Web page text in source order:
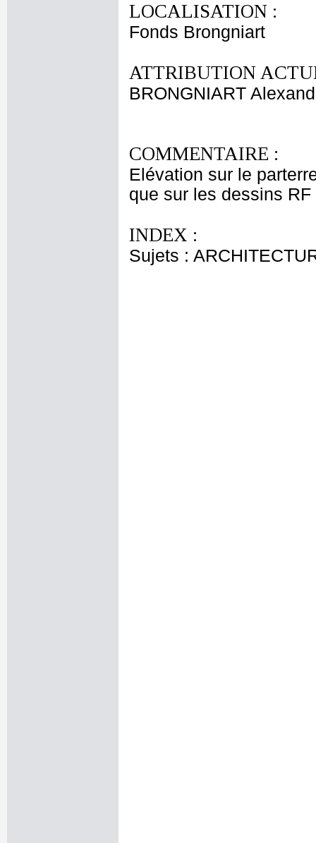
LOCALISATION :
Fonds Brongniart
ATTRIBUTION
BRONGNIART
COMMENTAIRE :
Elévation sur le
que sur les dessins
INDEX :
Sujets :